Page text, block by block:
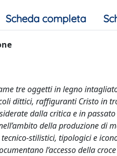
Scheda completa
tre oggetti in legno
dittici, raffiguranti Cristo in
dalla critica e in
della produzione di
stilistici, tipologici e
l’accesso della